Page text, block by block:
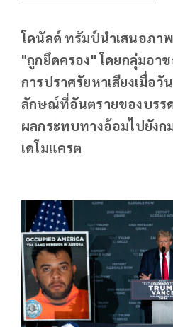
โดนัลด์ ทรัมป์นำเสนอภา
"ถูกยึดครอง" โดยกลุ่มอา
การปราศรัยหาเสียงเมื่อ
ลักษณ์ที่อันตรายของบรร
ผลกระทบทางอ้อมไปยังก
เดโมแครต